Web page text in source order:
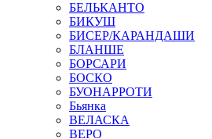
БЕЛЬКАНТО
БИКУШ
БИСЕР/КАРАНДАШИ
БЛАНШЕ
БОРСАРИ
БОСКО
БУОНАРРОТИ
Бьянка
ВЕЛАСКА
ВЕРО